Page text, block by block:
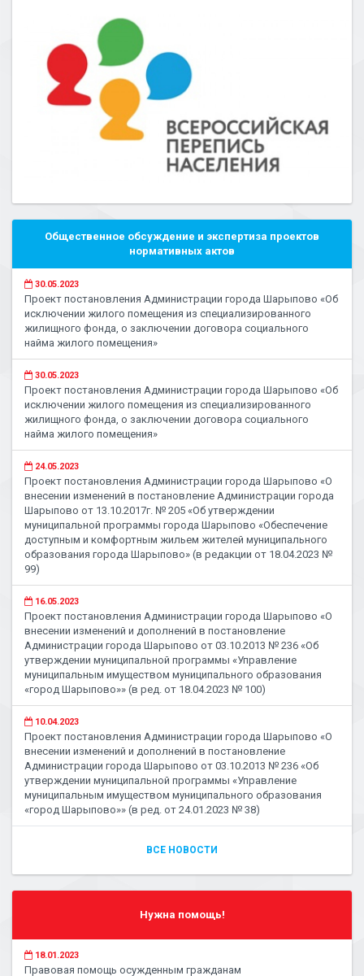
Общественное обсуждение и экспертиза проектов
нормативных актов
30.05.2023
Проект постановления Администрации города Шарыпово «Об
исключении жилого помещения из специализированного
жилищного фонда, о заключении договора социального
найма жилого помещения»
30.05.2023
Проект постановления Администрации города Шарыпово «Об
исключении жилого помещения из специализированного
жилищного фонда, о заключении договора социального
найма жилого помещения»
24.05.2023
Проект постановления Администрации города Шарыпово «О
внесении изменений в постановление Администрации города
Шарыпово от 13.10.2017г. № 205 «Об утверждении
муниципальной программы города Шарыпово «Обеспечение
доступным и комфортным жильем жителей муниципального
образования города Шарыпово» (в редакции от 18.04.2023 №
99)
16.05.2023
Проект постановления Администрации города Шарыпово «О
внесении изменений и дополнений в постановление
Администрации города Шарыпово от 03.10.2013 № 236 «Об
утверждении муниципальной программы «Управление
муниципальным имуществом муниципального образования
«город Шарыпово»» (в ред. от 18.04.2023 № 100)
10.04.2023
Проект постановления Администрации города Шарыпово «О
внесении изменений и дополнений в постановление
Администрации города Шарыпово от 03.10.2013 № 236 «Об
утверждении муниципальной программы «Управление
муниципальным имуществом муниципального образования
«город Шарыпово»» (в ред. от 24.01.2023 № 38)
ВСЕ НОВОСТИ
Нужна помощь!
18.01.2023
Правовая помощь осужденным гражданам